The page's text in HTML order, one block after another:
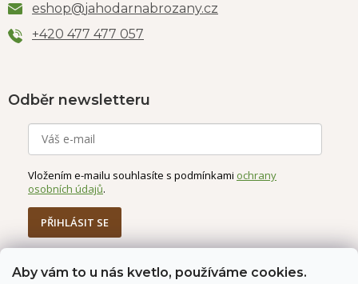
Aby vám to u nás kvetlo, používáme cookies.
eshop@jahodarnabrozany.cz
+420 477 477 057
Odběr newsletteru
Vložením e-mailu souhlasíte s podmínkami ochrany
osobních údajů.
PŘIHLÁSIT SE